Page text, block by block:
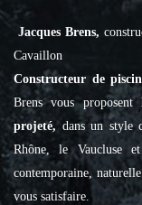
Jacques Brens,
Cavaillon
Constructeur de
Brens vous proposent
projeté, dans un style
Rhône, le Vaucluse
contemporaine,
vous satisfaire.